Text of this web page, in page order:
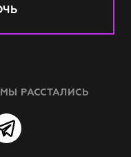
РАССТАЛИСЬ